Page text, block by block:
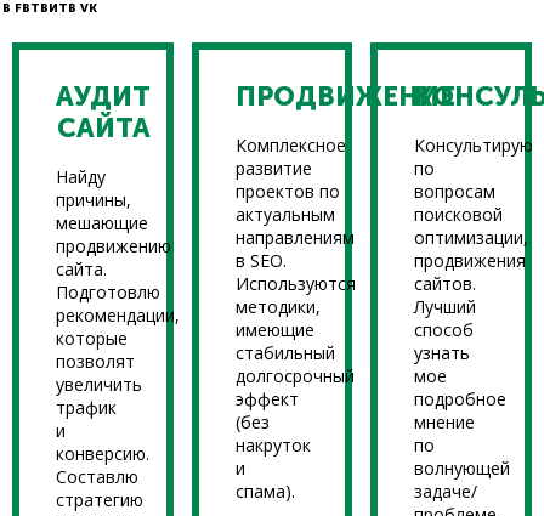
В FBТВИТ В VK
АУДИТ
САЙТА
Найду
причины,
мешающие
продвижению
сайта.
Подготовлю
рекомендации,
которые
позволят
увеличить
трафик
и
конверсию.
Составлю
стратегию
ПРОДВИЖЕНИЕ
Комплексное
развитие
проектов по
актуальным
направлениям
в SEO.
Используются
методики,
имеющие
стабильный
долгосрочный
эффект
(без
накруток
и
спама).
Консультирую
по
вопросам
поисковой
оптимизации,
продвижения
сайтов.
Лучший
способ
узнать
мое
подробное
мнение
по
волнующей
задаче/